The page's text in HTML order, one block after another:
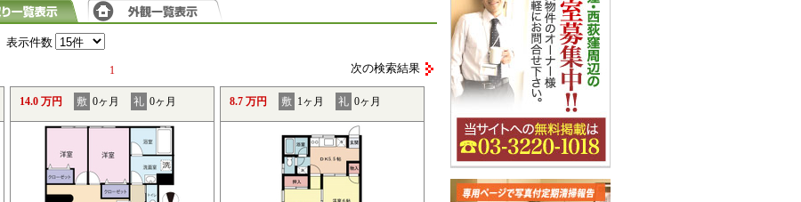
表示件数
1 次の検索結果
14.0 万円 敷 0ヶ月 礼 0ヶ月 8.7 万円 敷 1ヶ月 礼 0ヶ月